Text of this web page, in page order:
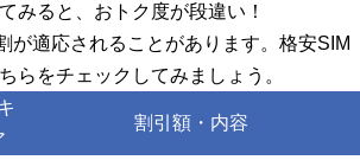
みると、おトク度が段違い！
が適応されることがあります。格安SIM
らをチェックしてみましょう。
割引額・内容